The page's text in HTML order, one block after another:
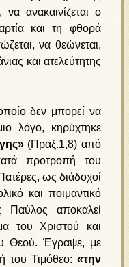
ανακαινίζεται ο
και τη φθορά
να θεώνεται,
και ατελεύτητης
δεν μπορεί να
λόγο, κηρύχτηκε
(Πραξ.1,8) από
προτροπή του
ως διάδοχοί
και ποιμαντικό
Παύλος αποκαλεί
του Χριστού και
Θεού. Έγραψε, με
του Τιμόθεο: «την